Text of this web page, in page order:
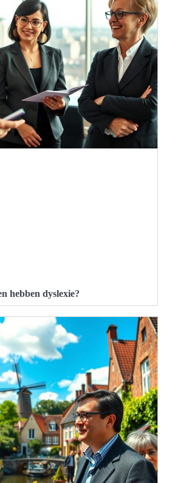
hebben dyslexie?